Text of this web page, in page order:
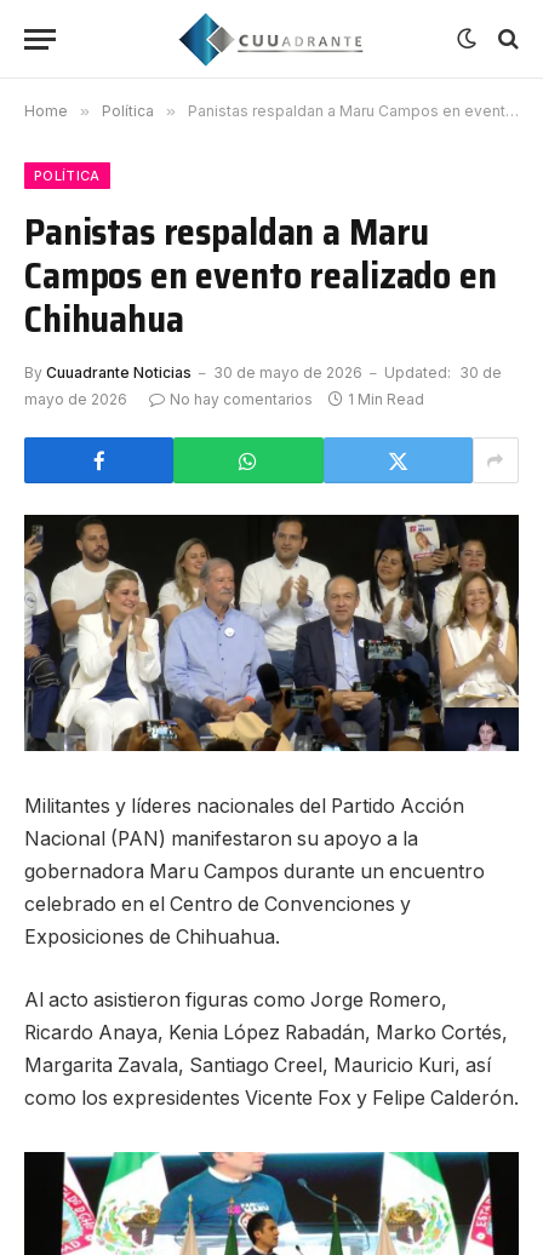
Home » Política » Panistas respaldan a Maru Campos en evento realizado en Chihuahua
POLÍTICA
Panistas respaldan a Maru
Campos en evento realizado en
Chihuahua
By Cuuadrante Noticias 30 de mayo de 2026 Updated: 30 de
mayo de 2026
No hay comentarios 1 Min Read
Militantes y líderes nacionales del Partido Acción
Nacional (PAN) manifestaron su apoyo a la
gobernadora Maru Campos durante un encuentro
celebrado en el Centro de Convenciones y
Exposiciones de Chihuahua.
Al acto asistieron figuras como Jorge Romero,
Ricardo Anaya, Kenia López Rabadán, Marko Cortés,
Margarita Zavala, Santiago Creel, Mauricio Kuri, así
como los expresidentes Vicente Fox y Felipe Calderón.